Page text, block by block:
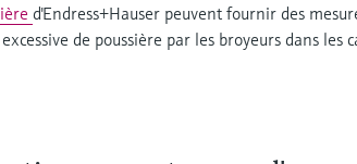
d'Endress+Hauser peuvent fournir des
de poussière par les broyeurs dans les